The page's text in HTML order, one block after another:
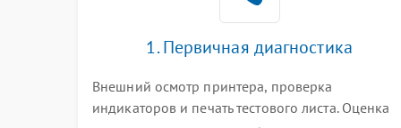
1. Первичная диагностика
Внешний осмотр принтера, проверка
индикаторов и печать тестового листа. Оценка